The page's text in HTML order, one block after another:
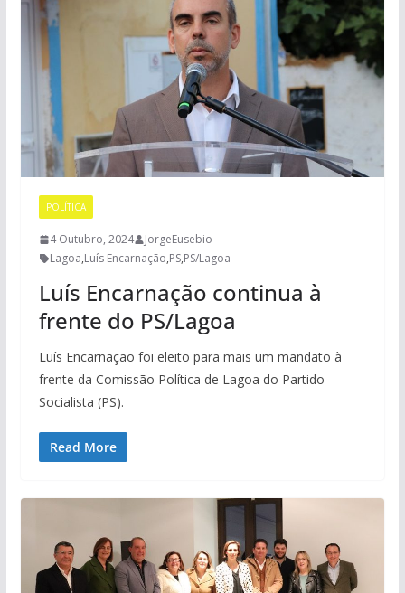
POLÍTICA
4 Outubro, 2024
JorgeEusebio
Lagoa,Luís Encarnação,PS,PS/Lagoa
Luís Encarnação continua à
frente do PS/Lagoa
Luís Encarnação foi eleito para mais um mandato à
frente da Comissão Política de Lagoa do Partido
Socialista (PS).
Read More